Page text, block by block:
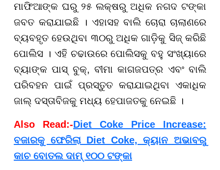
ମାଫିଆଙ୍କ ଘରୁ ୨୫ ଲକ୍ଷରୁ ଅଧିକ ନଗଦ ଟଙ୍କା
ଜବତ କରାଯାଇଛି । ଏହାସହ ବାଲି ଚୋରା ଚାଲାଣରେ
ବ୍ୟବହୃତ ହେଉଥିବା ୩୦ରୁ ଅଧିକ ଗାଡ଼ିକୁ ସିଜ୍ କରିଛି
ପୋଲିସ । ଏହି ଚଢାଉରେ ପୋଲିସକୁ ବହୁ ସଂଖ୍ୟାରେ
ବ୍ୟାଙ୍କ ପାସ୍ ବୁକ୍, ବୀମା କାଗଜପତ୍ର ଏବଂ ବାଲି
ପରିବହନ ପାଇଁ ପ୍ରସ୍ତୁତ କରାଯାଇଥିବା ଏକାଧିକ
ଜାଲ୍ ଦସ୍ତାବିଜକୁ ମଧ୍ୟ ହେପାଜତକୁ ନେଇଛି ।
Also Read:-Diet Coke Price Increase:
ବଜାରକୁ ଫେରିଲା Diet Coke, କ୍ୟାନ ଅଭାବରୁ
କାଚ ବୋତଲ ଦାମ୍ ୧୦୦ ଟଙ୍କା